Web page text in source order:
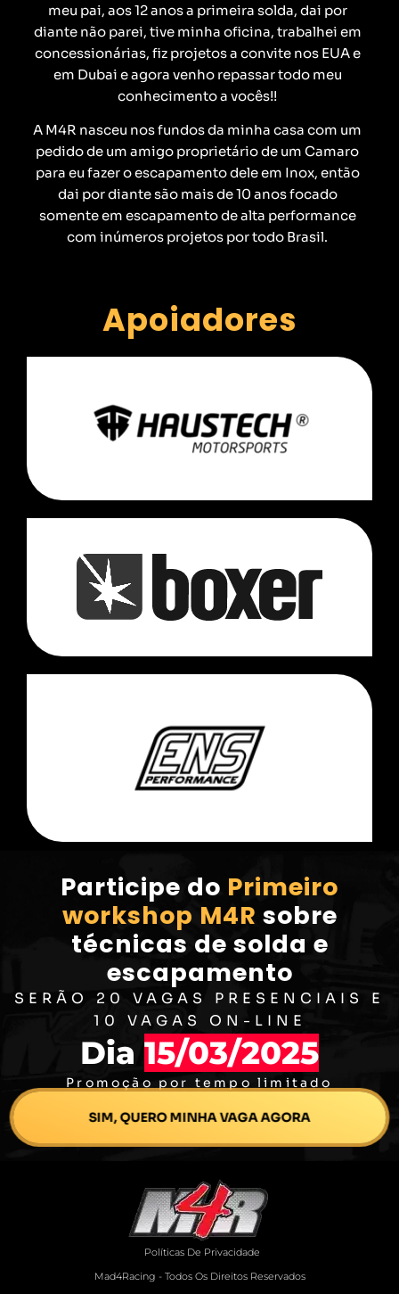
meu pai, aos 12 anos a primeira solda, dai por
diante não parei, tive minha oficina, trabalhei em
concessionárias, fiz projetos a convite nos EUA e
em Dubai e agora venho repassar todo meu
conhecimento a vocês!!
A M4R nasceu nos fundos da minha casa com um
pedido de um amigo proprietário de um Camaro
para eu fazer o escapamento dele em Inox, então
dai por diante são mais de 10 anos focado
somente em escapamento de alta performance
com inúmeros projetos por todo Brasil.
Apoiadores
Participe do Primeiro
workshop M4R sobre
técnicas de solda e
escapamento
SERÃO 20 VAGAS PRESENCIAIS E
10 VAGAS ON-LINE
Dia 15/03/2025
Promoção por tempo limitado
SIM, QUERO MINHA VAGA AGORA
Políticas De Privacidade
Mad4Racing - Todos Os Direitos Reservados